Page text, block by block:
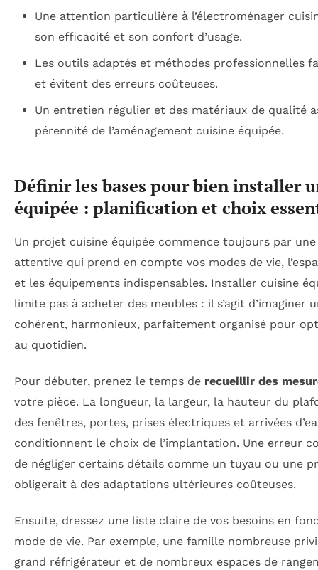
Une attention particulière à l’électroménager
son efficacité et son confort d’usage.
Les outils adaptés et méthodes professionnelles
et évitent des erreurs coûteuses.
Un entretien régulier et des matériaux de qualité
pérennité de l’aménagement cuisine équipée.
Définir les bases pour bien installer
équipée : planification et choix
Un projet cuisine équipée commence toujours par
attentive qui prend en compte vos modes de vie,
et les équipements indispensables. Installer cuisine
limite pas à acheter des meubles : il s’agit d’imaginer
cohérent, harmonieux, parfaitement organisé pour
au quotidien.
Pour débuter, prenez le temps de recueillir des
votre pièce. La longueur, la largeur, la hauteur du
des fenêtres, portes, prises électriques et arrivées
conditionnent le choix de l’implantation. Une erreur
de négliger certains détails comme un tuyau ou une
obligerait à des adaptations ultérieures coûteuses.
Ensuite, dressez une liste claire de vos besoins en
mode de vie. Par exemple, une famille nombreuse
grand réfrigérateur et de nombreux espaces de